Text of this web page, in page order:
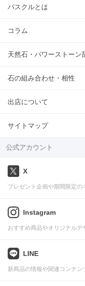
パスクルとは
コラム
天然石・パワーストーン
石の組み合わせ・相性
出店について
サイトマップ
公式アカウント
X
プレゼント企画や期間限定の
Instagram
おすすめ商品やオリジナル
LINE
新商品の情報や関連コンテン